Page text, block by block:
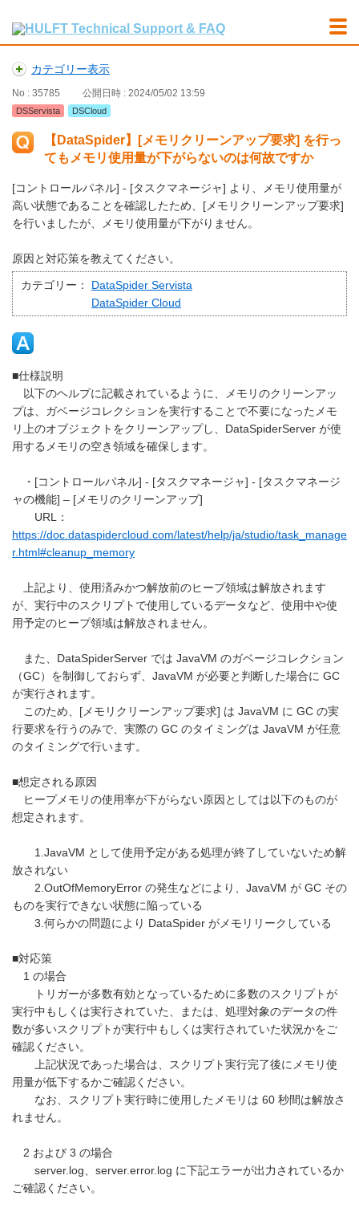
カテゴリー表示
No : 35785 公開日時 : 2024/05/02 13:59
DSServista DSCloud
【DataSpider】[メモリクリーンアップ要求] を行っ
てもメモリ使用量が下がらないのは何故ですか
[コントロールパネル] - [タスクマネージャ] より、メモリ使用量が
高い状態であることを確認したため、[メモリクリーンアップ要求]
を行いましたが、メモリ使用量が下がりません。
原因と対応策を教えてください。
カテゴリー：
DataSpider Servista
DataSpider Cloud
■仕様説明
以下のヘルプに記載されているように、メモリのクリーンアッ
プは、ガベージコレクションを実行することで不要になったメモ
リ上のオブジェクトをクリーンアップし、DataSpiderServer が使
用するメモリの空き領域を確保します。
・[コントロールパネル] - [タスクマネージャ] - [タスクマネージ
ャの機能] – [メモリのクリーンアップ]
URL：
https://doc.dataspidercloud.com/latest/help/ja/studio/task_manage
r.html#cleanup_memory
上記より、使用済みかつ解放前のヒープ領域は解放されます
が、実行中のスクリプトで使用しているデータなど、使用中や使
用予定のヒープ領域は解放されません。
また、DataSpiderServer では JavaVM のガベージコレクション
（GC）を制御しておらず、JavaVM が必要と判断した場合に GC
が実行されます。
このため、[メモリクリーンアップ要求] は JavaVM に GC の実
行要求を行うのみで、実際の GC のタイミングは JavaVM が任意
のタイミングで行います。
■想定される原因
ヒープメモリの使用率が下がらない原因としては以下のものが
想定されます。
1.JavaVM として使用予定がある処理が終了していないため解
放されない
2.OutOfMemoryError の発生などにより、JavaVM が GC その
ものを実行できない状態に陥っている
3.何らかの問題により DataSpider がメモリリークしている
■対応策
1 の場合
トリガーが多数有効となっているために多数のスクリプトが
実行中もしくは実行されていた、または、処理対象のデータの件
数が多いスクリプトが実行中もしくは実行されていた状況かをご
確認ください。
上記状況であった場合は、スクリプト実行完了後にメモリ使
用量が低下するかご確認ください。
なお、スクリプト実行時に使用したメモリは 60 秒間は解放さ
れません。
2 および 3 の場合
server.log、server.error.log に下記エラーが出力されているか
ご確認ください。